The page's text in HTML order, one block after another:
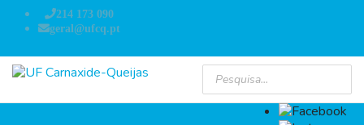
214 173 090
geral@ufcq.pt